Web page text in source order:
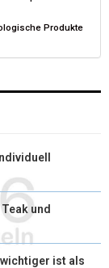
Produkte
und
ist als